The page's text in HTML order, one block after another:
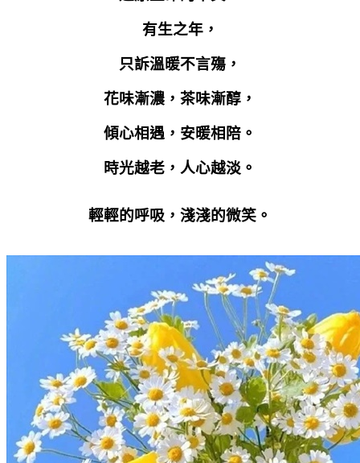
有生之年，
只訴溫暖不言殤，
花味漸濃，茶味漸醇，
傾心相遇，安暖相陪。
時光越老，人心越淡。
輕輕的呼吸，淺淺的微笑。